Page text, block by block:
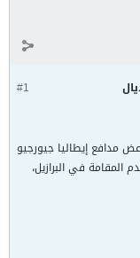
#1
مدافع إيطاليا جيورجيو
المقامة في البرازيل،